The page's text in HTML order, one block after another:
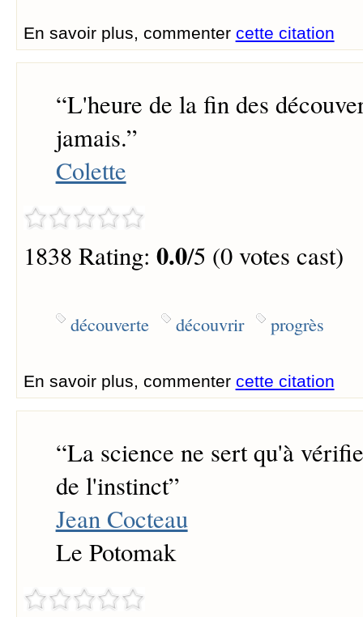
En savoir plus, commenter cette citation
“L'heure de la fin des
jamais.”
Colette
1838 Rating: 0.0/5 (0 votes cast)
découverte découvrir progrès
En savoir plus, commenter cette citation
“La science ne sert qu'à
de l'instinct”
Jean Cocteau
Le Potomak